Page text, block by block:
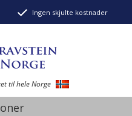
Ingen skjulte kostnader
til hele Norge